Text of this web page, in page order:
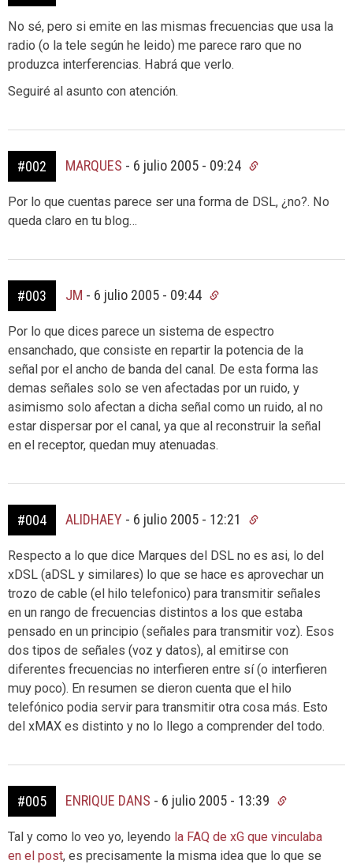
No sé, pero si emite en las mismas frecuencias que usa la
radio (o la tele según he leido) me parece raro que no
produzca interferencias. Habrá que verlo.
Seguiré al asunto con atención.
#002 MARQUES - 6 julio 2005 - 09:24
Por lo que cuentas parece ser una forma de DSL, ¿no?. No
queda claro en tu blog…
#003 JM - 6 julio 2005 - 09:44
Por lo que dices parece un sistema de espectro
ensanchado, que consiste en repartir la potencia de la
señal por el ancho de banda del canal. De esta forma las
demas señales solo se ven afectadas por un ruido, y
asimismo solo afectan a dicha señal como un ruido, al no
estar dispersar por el canal, ya que al reconstruir la señal
en el receptor, quedan muy atenuadas.
#004 ALIDHAEY - 6 julio 2005 - 12:21
Respecto a lo que dice Marques del DSL no es asi, lo del
xDSL (aDSL y similares) lo que se hace es aprovechar un
trozo de cable (el hilo telefonico) para transmitir señales
en un rango de frecuencias distintos a los que estaba
pensado en un principio (señales para transmitir voz). Esos
dos tipos de señales (voz y datos), al emitirse con
diferentes frecuencias no interfieren entre sí (o interfieren
muy poco). En resumen se dieron cuenta que el hilo
telefónico podia servir para transmitir otra cosa más. Esto
del xMAX es distinto y no lo llego a comprender del todo.
#005 ENRIQUE DANS - 6 julio 2005 - 13:39
Tal y como lo veo yo, leyendo la FAQ de xG que vinculaba
en el post, es precisamente la misma idea que lo que se